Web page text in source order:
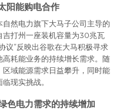
阳能购电合作
然电力旗下大马子公司主导的
吉打州一座装机容量为30兆瓦
议”反映出谷歌在大马积极寻求
耗能业务的持续增长需求。随
域能源需求日益攀升，同时能
现实挑战。
色电力需求的持续增加